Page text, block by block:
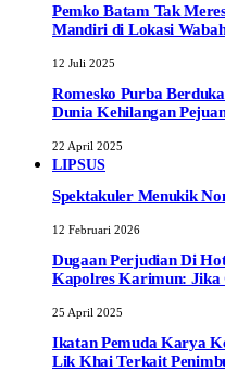
Pemko Batam Tak
Mandiri di Lokasi
12 Juli 2025
Romesko Purba
Dunia Kehilangan
22 April 2025
LIPSUS
Spektakuler Menukik
12 Februari 2026
Dugaan Perjudian Di
Kapolres Karimun: Jika
25 April 2025
Ikatan Pemuda Karya
Lik Khai Terkait